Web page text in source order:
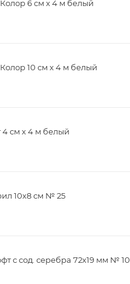
6 см х 4 м белый
10 см х 4 м белый
см х 4 м белый
10х8 см № 25
с сод. серебра 72х19 мм № 10